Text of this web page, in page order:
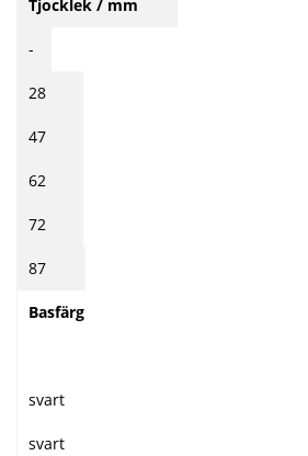
Tjocklek / mm
-
28
47
62
72
87
Basfärg
svart
svart